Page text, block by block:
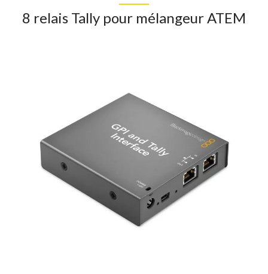
8 relais Tally pour mélangeur ATEM